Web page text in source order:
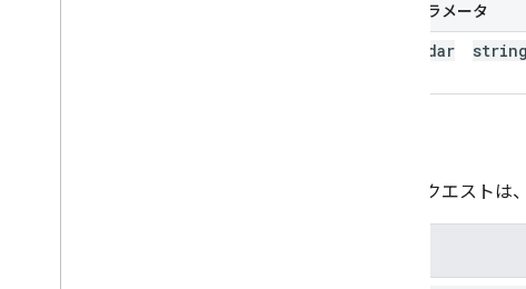
パスパラメータ
calendar
string
このリクエストは